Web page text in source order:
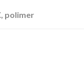
polimer